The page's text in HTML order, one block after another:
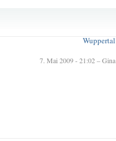
Wuppertal
7. Mai 2009 - 21:02 – Gina